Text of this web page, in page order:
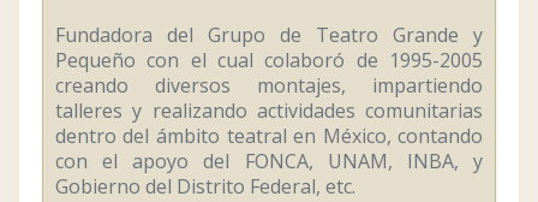
Fundadora del Grupo de Teatro Grande y
Pequeño con el cual colaboró de 1995-2005
creando diversos montajes, impartiendo
talleres y realizando actividades comunitarias
dentro del ámbito teatral en México, contando
con el apoyo del FONCA, UNAM, INBA, y
Gobierno del Distrito Federal, etc.